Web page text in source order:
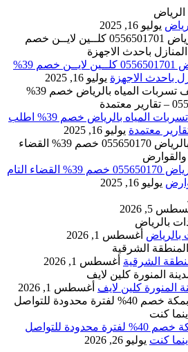
يوليو 16, 2025
شركة تنظيف بالرياض 0556501701 كلــين لايــن خصم 39%
باحدث الاجهزة يوليو 16, 2025
افضل شركة كشف تسربات المياه بالرياض خصم 39% اطلب
يوليو 16, 2025
مكافحة حشرات بالرياض 055650170 خصم 39% القضاء التام
يوليو 16, 2025
5, 2026
بالرياض أغسطس 1, 2026
الشرقية أغسطس 1, 2026
المنورة كلين لايف أغسطس 1, 2026
شركة كلين لايف بمكة خصم 40% لفترة محدودة للتواصل
يوليو 26, 2026